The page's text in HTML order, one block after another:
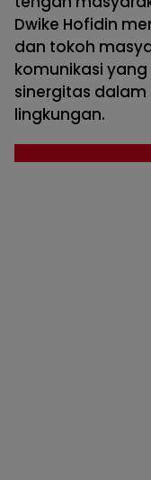
Dwike Hofidin
dan tokoh
komunikasi
sinergitas
lingkungan.